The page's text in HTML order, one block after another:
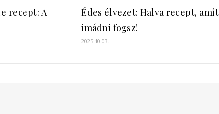
recept: A
Édes élvezet: Halva recept, amit
imádni fogsz!
2025.10.03.